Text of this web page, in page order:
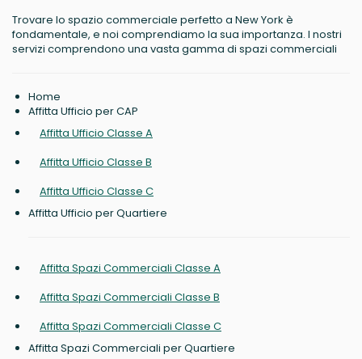
Trovare lo spazio commerciale perfetto a New York è
fondamentale, e noi comprendiamo la sua importanza. I nostri
servizi comprendono una vasta gamma di spazi commerciali
Home
Affitta Ufficio per CAP
Affitta Ufficio Classe A
Affitta Ufficio Classe B
Affitta Ufficio Classe C
Affitta Ufficio per Quartiere
Affitta Spazi Commerciali Classe A
Affitta Spazi Commerciali Classe B
Affitta Spazi Commerciali Classe C
Affitta Spazi Commerciali per Quartiere